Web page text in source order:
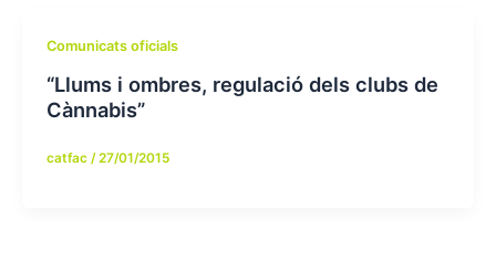
Comunicats oficials
“Llums i ombres, regulació dels clubs de
Cànnabis”
catfac /27/01/2015